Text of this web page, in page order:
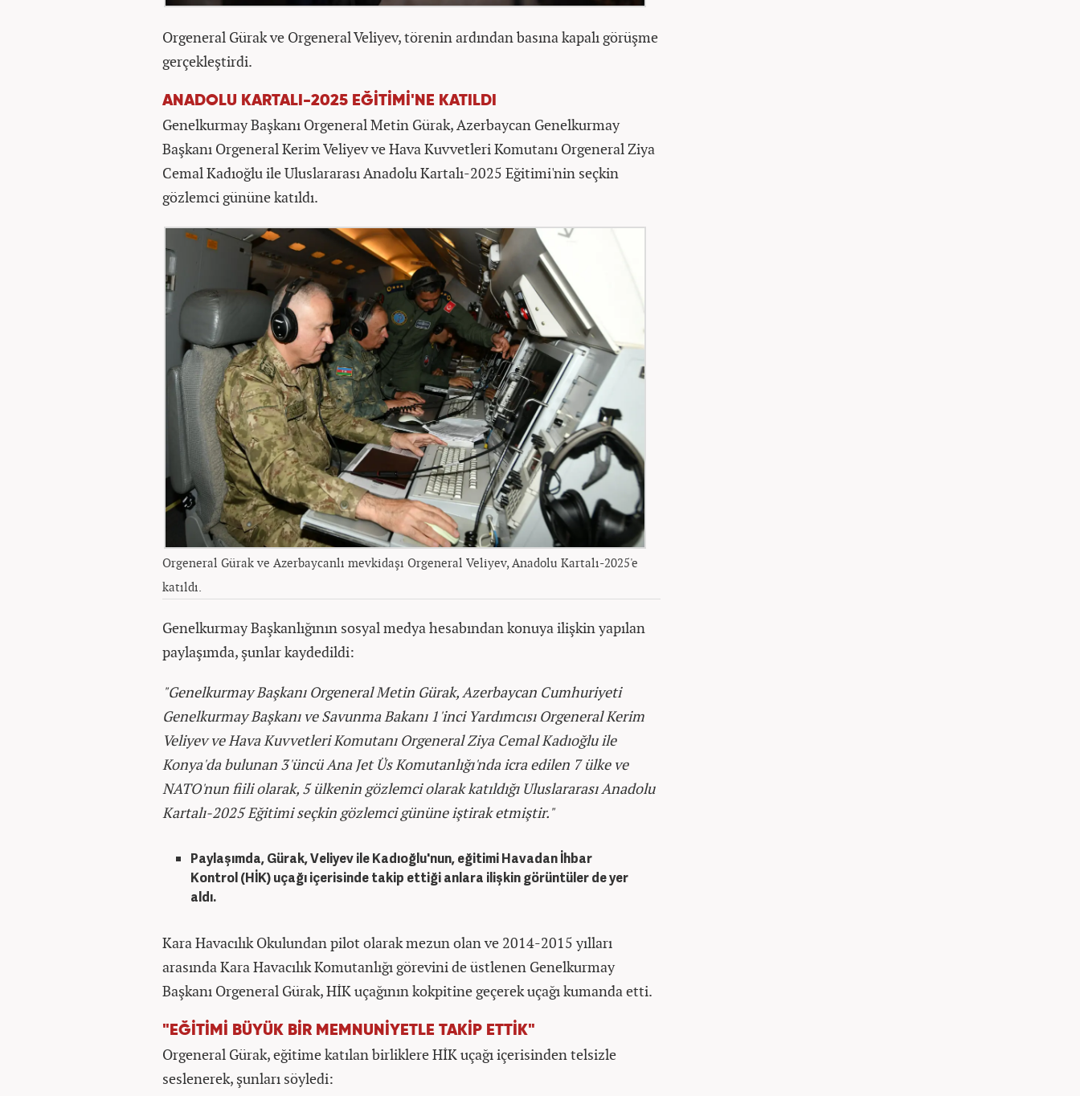
Orgeneral Gürak ve Orgeneral Veliyev​​​​​​​, törenin ardından basına kapalı görüşme
gerçekleştirdi.
ANADOLU KARTALI-2025 EĞİTİMİ'NE KATILDI
Genelkurmay Başkanı Orgeneral Metin Gürak, Azerbaycan Genelkurmay
Başkanı Orgeneral Kerim Veliyev ve Hava Kuvvetleri Komutanı Orgeneral Ziya
Cemal Kadıoğlu ile Uluslararası Anadolu Kartalı-2025 Eğitimi'nin seçkin
gözlemci gününe katıldı.
Orgeneral Gürak ve Azerbaycanlı mevkidaşı Orgeneral Veliyev, Anadolu Kartalı-2025'e
katıldı.
Genelkurmay Başkanlığının sosyal medya hesabından konuya ilişkin yapılan
paylaşımda, şunlar kaydedildi:
"Genelkurmay Başkanı Orgeneral Metin Gürak, Azerbaycan Cumhuriyeti
Genelkurmay Başkanı ve Savunma Bakanı 1'inci Yardımcısı Orgeneral Kerim
Veliyev ve Hava Kuvvetleri Komutanı Orgeneral Ziya Cemal Kadıoğlu ile
Konya'da bulunan 3'üncü Ana Jet Üs Komutanlığı'nda icra edilen 7 ülke ve
NATO'nun fiili olarak, 5 ülkenin gözlemci olarak katıldığı Uluslararası Anadolu
Kartalı-2025 Eğitimi seçkin gözlemci gününe iştirak etmiştir."
Paylaşımda, Gürak, Veliyev ile Kadıoğlu'nun, eğitimi Havadan İhbar
Kontrol (HİK) uçağı içerisinde takip ettiği anlara ilişkin görüntüler de yer
aldı.
Kara Havacılık Okulundan pilot olarak mezun olan ve 2014-2015 yılları
arasında Kara Havacılık Komutanlığı görevini de üstlenen Genelkurmay
Başkanı Orgeneral Gürak, HİK uçağının kokpitine geçerek uçağı kumanda etti.
"EĞİTİMİ BÜYÜK BİR MEMNUNİYETLE TAKİP ETTİK"
Orgeneral Gürak, eğitime katılan birliklere HİK uçağı içerisinden telsizle
seslenerek, şunları söyledi: